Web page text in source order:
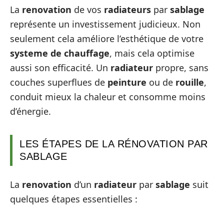
La renovation de vos radiateurs par sablage
représente un investissement judicieux. Non
seulement cela améliore l’esthétique de votre
systeme de chauffage, mais cela optimise
aussi son efficacité. Un radiateur propre, sans
couches superflues de peinture ou de rouille,
conduit mieux la chaleur et consomme moins
d’énergie.
LES ÉTAPES DE LA RÉNOVATION PAR
SABLAGE
La renovation d’un radiateur par sablage suit
quelques étapes essentielles :